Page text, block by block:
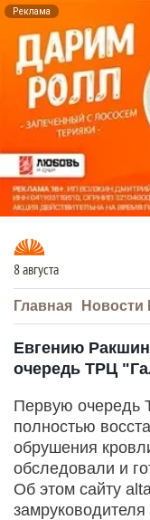
Реклама
8 августа
Главная Новости
Евгению
очередь ТРЦ
Первую очередь
полностью
обрушения
обследовали и
Об этом сайту
замруководителя